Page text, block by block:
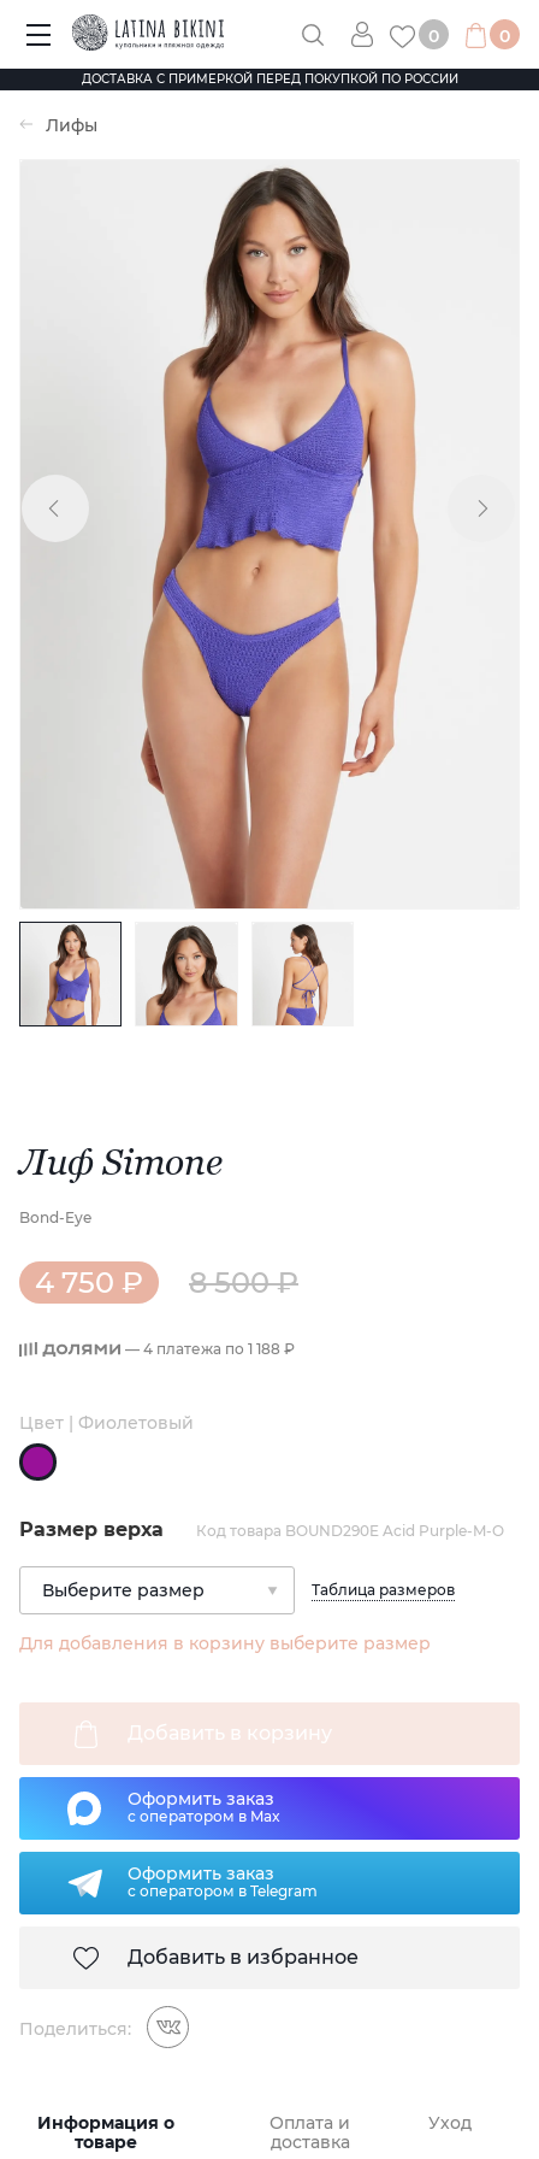
ДОСТАВКА С ПРИМЕРКОЙ ПЕРЕД ПОКУПКОЙ ПО РОССИИ
0 0
Лифы
Лиф Simone
Bond-Eye
4 750 ₽ 8 500 ₽
— 4 платежа по 1 188 ₽
Цвет | Фиолетовый
Размер верха Код товара BOUND290E Acid Purple-M-O
Таблица размеров
Для добавления в корзину выберите размер
Добавить в корзину
Оформить заказ
с оператором в Max
Оформить заказ
с оператором в Telegram
Добавить в избранное
Поделиться:
Информация о
товаре
Оплата и
доставка
Уход